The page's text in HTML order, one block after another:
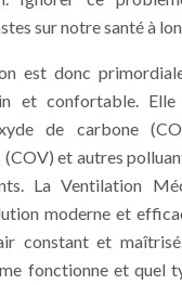
sur notre santé à
est donc
et confortable. Elle
de carbone
et autres
La Ventilation
moderne et
constant et
fonctionne et quel